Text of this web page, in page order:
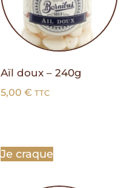
Aïl doux – 240g
5,00 € TTC
Je craque